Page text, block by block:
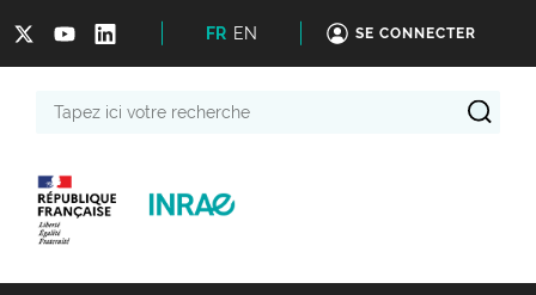
FR EN SE CONNECTER